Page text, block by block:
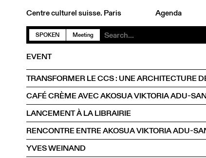
Centre culturel suisse. Paris Agenda
SPOKEN Meeting
EVENT
TRANSFORMER LE CCS : UNE ARCHITECTURE
CAFÉ CRÈME AVEC AKOSUA VIKTORIA ADU-
LANCEMENT À LA LIBRAIRIE
RENCONTRE ENTRE AKOSUA VIKTORIA ADU-
YVES WEINAND